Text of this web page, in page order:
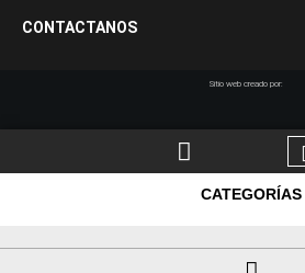
CONTACTANOS
Sitio web creado por:
CATEGORÍAS